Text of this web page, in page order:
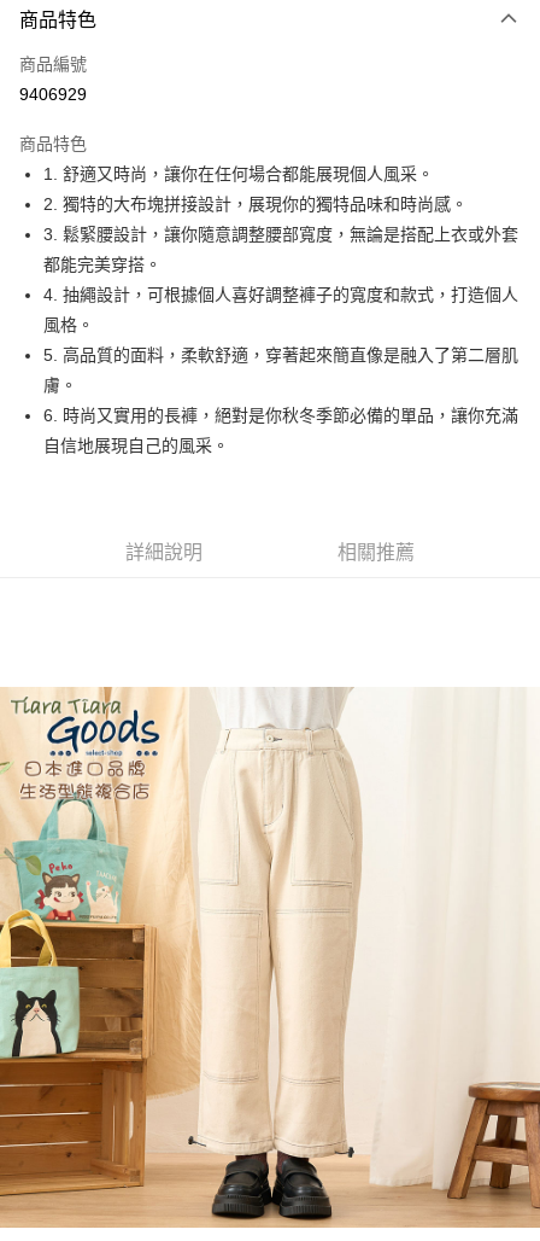
信用卡一次付款
超商取貨付款
Apple Pay
街口支付
悠遊付
Google Pay
全盈+PAY
AFTEE先享後付
相關說明
【關於「AFTEE先享後付」】
３．安心：先確認商品／服務後，再付款。
３．收到繳費通知簡訊後14天內，點擊此簡訊中的連結，可透過四大超商／
ATM／網路銀行／等多元方式進行付款，方視為交易完成。
※ 請注意：結帳手續完成當下不需立刻繳費，但若您需要取消訂單，請聯絡
購買商品的店家。未經商家同意取消之訂單仍視為有效，需透過AFTEE先享
後付繳納相關費用。
※ 交易是否成功請以「AFTEE先享後付 」之結帳頁面顯示為準，若有關於
是否繳費成功／繳費後需取消欲退款等相關疑問，請聯繫「AFTEE先享後付
客戶支援中心」
https://netprotections.freshdesk.com/support/home
【注意事項】
１．透過由恩沛科技股份有限公司提供之「AFTEE先享後付」服務完成之交
易，需依本服務之必要範圍內提供個人資料，並將交易相關給付款項請求債
權轉讓予恩沛科技股份有限公司。
２．關於個人資料處理事宜，請瀏覽以下網址：
https://aftee.tw/terms/#terms3
３．未成年的使用者請事先徵得法定代理人或監護人之同意方可使用
「AFTEE先享後付」，若未經同意申辦者引起之損失，本公司不負相關責
任。
４．使用「AFTEE先享後付」時，將依據個別帳號之用戶狀況，依本公司即
時審查核予不同之上限額度；若仍有額度不足之情形，本公司將視審查結果
請求用戶進行身份認證。
５．嚴禁一人註冊多個帳號或使用他人資訊註冊。若發現惡意使用之情形，
恩沛科技股份有限公司將有權停止該用戶之使用額度並採取法律行動。
7-11取貨付款
每筆NT$60，滿NT$2,000(含以上)免運費
付款後7-11取貨
每筆NT$60，滿NT$2,000(含以上)免運費
黑貓宅急便(包裹尺寸60cm以下)
每筆NT$100，滿NT$2,000(含以上)免運費
黑貓宅急便(包裹尺寸90cm以下)
每筆NT$140，滿NT$2,000(含以上)免運費
商品特色
商品編號
9406929
商品特色
1. 舒適又時尚，讓你在任何場合都能展現個人風采。
2. 獨特的大布塊拼接設計，展現你的獨特品味和時尚感。
3. 鬆緊腰設計，讓你隨意調整腰部寬度，無論是搭配上衣或外套
都能完美穿搭。
4. 抽繩設計，可根據個人喜好調整褲子的寬度和款式，打造個人
風格。
5. 高品質的面料，柔軟舒適，穿著起來簡直像是融入了第二層肌
膚。
6. 時尚又實用的長褲，絕對是你秋冬季節必備的單品，讓你充滿
自信地展現自己的風采。
詳細說明 相關推薦